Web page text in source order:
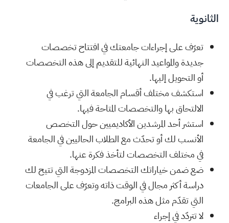
الثانوية
تعرّف على إجراءات جامعتك في افتتاح تخصصات
جديدة والمواعيد النهائية للتقديم إلى هذه التخصصات
أو التحويل إليها.
استكشف مختلف أقسام الجامعة التي ترغب في
الالتحاق بها والتخصصات المتاحة فيها.
استشر أحد المرشدين الأكاديميين حول التخصص
الأنسب لك أو تحدّث مع الطلاب الحاليين في الجامعة
في مختلف التخصصات لتأخذ فكرة عنها.
ضع ضمن خياراتك التخصصات المزدوجة التي تتيح لك
دراسة أكثر مجال في الوقت ذاته وتعرّف على الجامعات
التي تقدّم مثل هذه البرامج.
لا تتردّد في إجراء